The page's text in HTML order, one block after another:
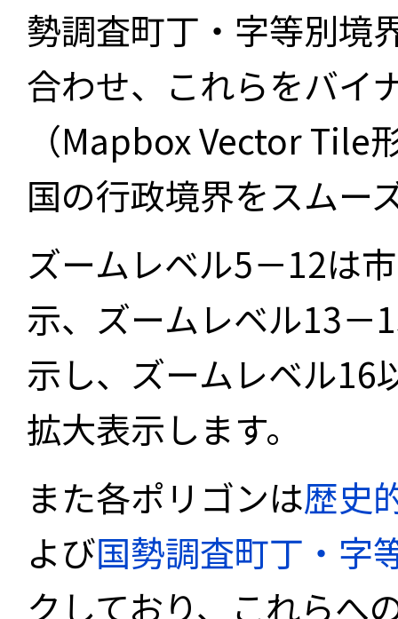
勢調査町丁・字等別境
合わせ、これらをバイ
（Mapbox Vector Tile
国の行政境界をスムー
ズームレベル5－12は
示、ズームレベル13－
示し、ズームレベル16
拡大表示します。
また各ポリゴンは歴史
よび国勢調査町丁・字
クしており、これらへ